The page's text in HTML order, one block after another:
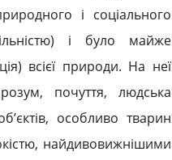
і соціального
і було майже
всієї природи. На неї
почуття, людська
особливо тварин
найдивовижнішими